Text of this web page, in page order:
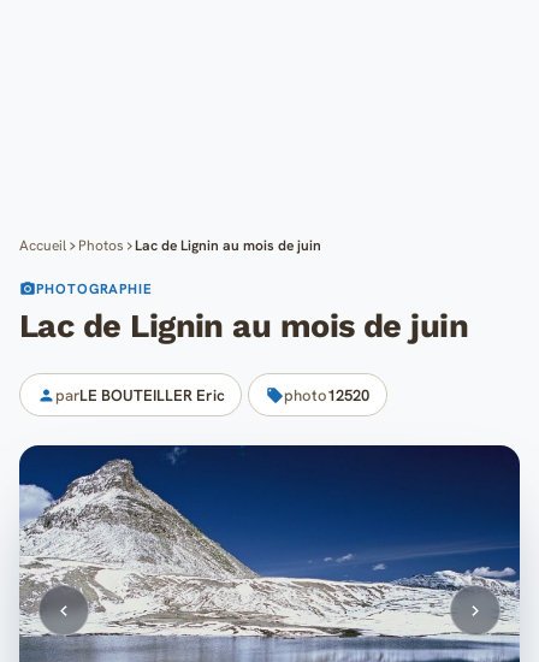
Accueil Photos Lac de Lignin au mois de juin
PHOTOGRAPHIE
Lac de Lignin au mois de juin
parLE BOUTEILLER Eric photo12520